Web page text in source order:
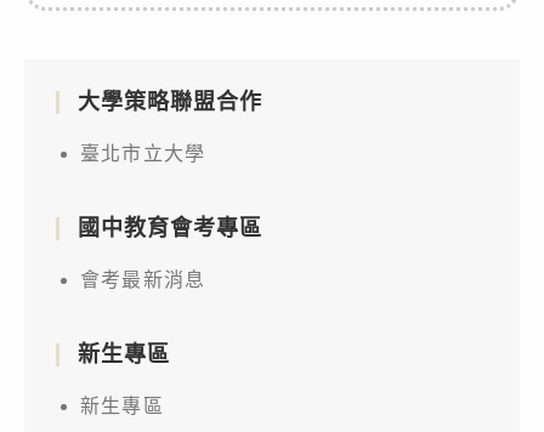
大學策略聯盟合作
臺北市立大學
國中教育會考專區
會考最新消息
新生專區
新生專區